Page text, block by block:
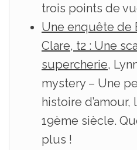
trois points de
Une enquête de
Clare, t2 : Une
supercherie,
mystery – Une
histoire d’amour,
19ème siècle.
plus !